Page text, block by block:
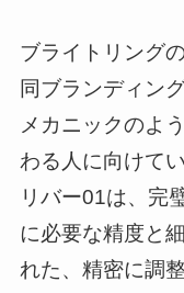
ブライトリング
同ブランディン
メカニックのよ
わる人に向けて
リバー01は、完
に必要な精度と
れた、精密に調